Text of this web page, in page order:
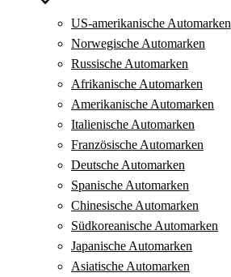
US-amerikanische Automarken
Norwegische Automarken
Russische Automarken
Afrikanische Automarken
Amerikanische Automarken
Italienische Automarken
Französische Automarken
Deutsche Automarken
Spanische Automarken
Chinesische Automarken
Südkoreanische Automarken
Japanische Automarken
Asiatische Automarken